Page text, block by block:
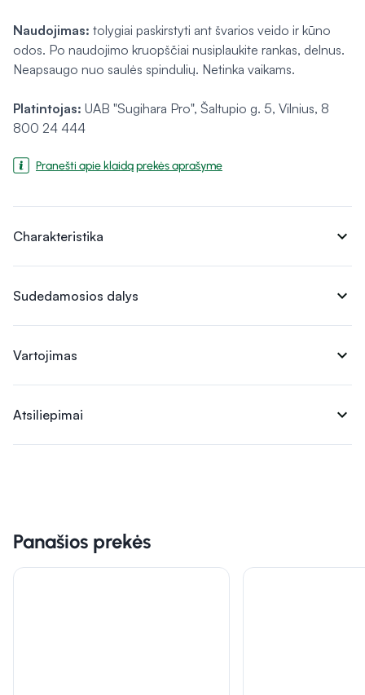
Naudojimas: tolygiai paskirstyti ant švarios veido ir kūno
odos. Po naudojimo kruopščiai nusiplaukite rankas, delnus.
Neapsaugo nuo saulės spindulių. Netinka vaikams.
Platintojas: UAB "Sugihara Pro", Šaltupio g. 5, Vilnius, 8
800 24 444
Pranešti apie klaidą prekės aprašyme
Charakteristika expand_more
Sudedamosios dalys expand_more
Vartojimas expand_more
Atsiliepimai expand_more
Panašios prekės